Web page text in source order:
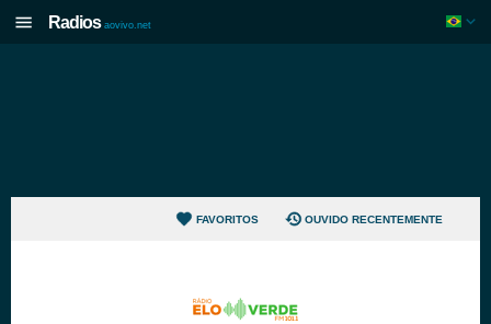
Radios aovivo.net
FAVORITOS OUVIDO RECENTEMENTE